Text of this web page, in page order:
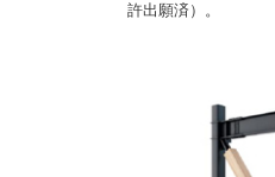
許出願済）。